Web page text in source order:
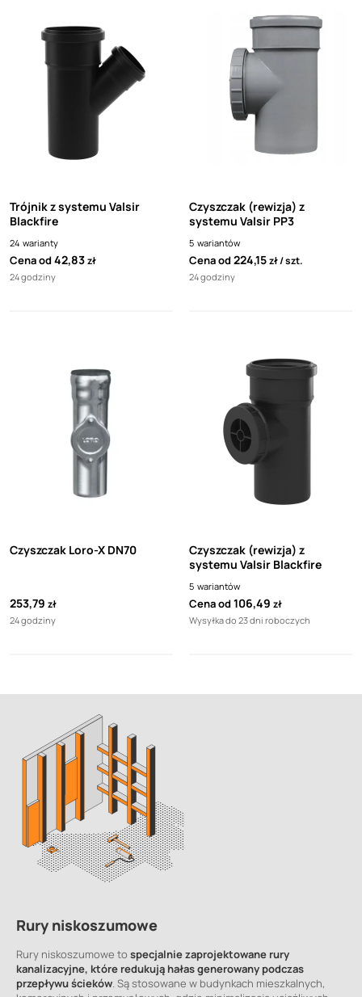
Trójnik z systemu Valsir
Blackfire
24 warianty
Cena od42,83zł
24 godziny
Czyszczak (rewizja) z
systemu Valsir PP3
5 wariantów
Cena od224,15zł szt.
24 godziny
Czyszczak Loro-X DN70
253,79 zł
24 godziny
Czyszczak (rewizja) z
systemu Valsir Blackfire
5 wariantów
Cena od106,49 zł
Wysyłka do 23 dni roboczych
Rury niskoszumowe
Rury niskoszumowe to specjalnie zaprojektowane rury
kanalizacyjne, które redukują hałas generowany podczas
przepływu ścieków. Są stosowane w budynkach mieszkalnych,